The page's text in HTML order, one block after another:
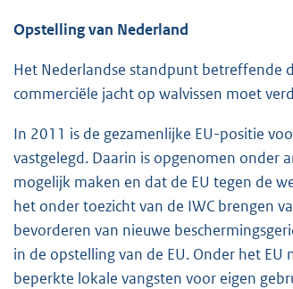
Opstelling van Nederland
Het Nederlandse standpunt betreffende
commerciële jacht op walvissen moet
In 2011 is de gezamenlijke EU-positie
vastgelegd. Daarin is opgenomen onder
mogelijk maken en dat de EU tegen de
het onder toezicht van de IWC brengen
bevorderen van nieuwe
in de opstelling van de EU. Onder het
beperkte lokale vangsten voor eigen